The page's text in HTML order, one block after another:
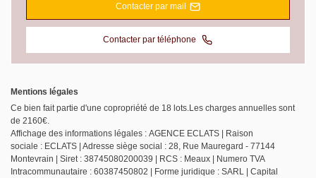
Contacter par mail
Contacter par téléphone
Mentions légales
Ce bien fait partie d'une copropriété de 18 lots.Les charges annuelles sont
de 2160€.
Affichage des informations légales : AGENCE ECLATS | Raison
sociale : ECLATS | Adresse siège social : 28, Rue Mauregard - 77144
Montevrain | Siret : 38745080200039 | RCS : Meaux | Numero TVA
Intracommunautaire : 60387450802 | Forme juridique : SARL | Capital